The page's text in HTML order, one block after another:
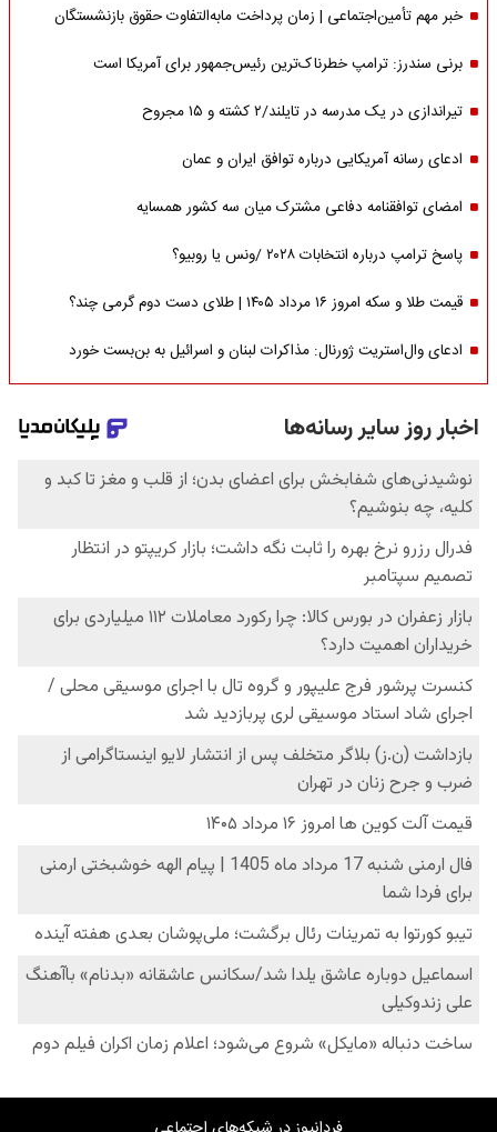
خبر مهم تأمین‌اجتماعی | زمان پرداخت مابه‌التفاوت حقوق بازنشستگان
برنی سندرز: ترامپ خطرناک‌ترین رئیس‌جمهور برای آمریکا است
تیراندازی در یک مدرسه در تایلند/۲ کشته و ۱۵ مجروح
ادعای رسانه آمریکایی درباره توافق ایران و عمان
امضای توافقنامه دفاعی مشترک میان سه کشور همسایه
پاسخ ترامپ درباره انتخابات ۲۰۲۸ /ونس یا روبیو؟
قیمت طلا و سکه امروز ۱۶ مرداد ۱۴۰۵ | طلای دست دوم گرمی چند؟
ادعای وال‌استریت ژورنال: مذاکرات لبنان و اسرائیل به بن‌بست خورد